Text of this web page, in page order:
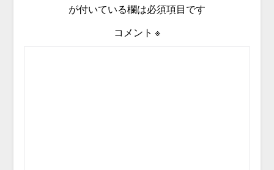
が付いている欄は必須項目です
コメント ※